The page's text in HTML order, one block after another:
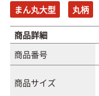
まん丸大型 丸柄
商品詳細
商品番号
商品サイズ